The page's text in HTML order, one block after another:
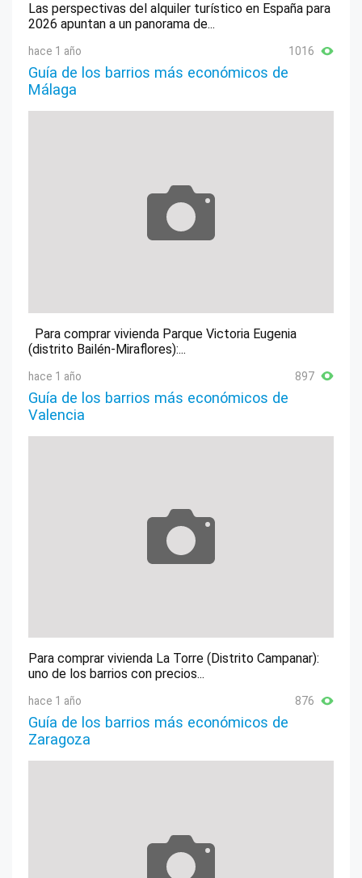
Las perspectivas del alquiler turístico en España para
2026 apuntan a un panorama de...
hace 1 año 1016
Guía de los barrios más económicos de
Málaga
Para comprar vivienda Parque Victoria Eugenia
(distrito Bailén-Miraflores):...
hace 1 año 897
Guía de los barrios más económicos de
Valencia
Para comprar vivienda La Torre (Distrito Campanar):
uno de los barrios con precios...
hace 1 año 876
Guía de los barrios más económicos de
Zaragoza